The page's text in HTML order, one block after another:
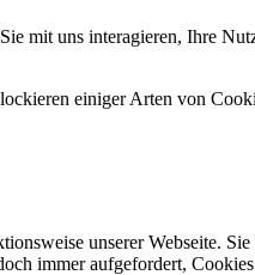
mit uns interagieren, Ihre
einiger Arten von
unserer Webseite.
immer aufgefordert,